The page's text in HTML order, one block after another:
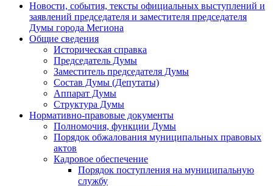
Новости, события, тексты официальных выступлений и
заявлений председателя и заместителя председателя
Думы города Мегиона
Общие сведения
Историческая справка
Председатель Думы
Заместитель председателя Думы
Состав Думы (Депутаты)
Аппарат Думы
Структура Думы
Нормативно-правовые документы
Полномочия, функции Думы
Порядок обжалования муниципальных правовых
актов
Кадровое обеспечение
Порядок поступления на муниципальную
службу